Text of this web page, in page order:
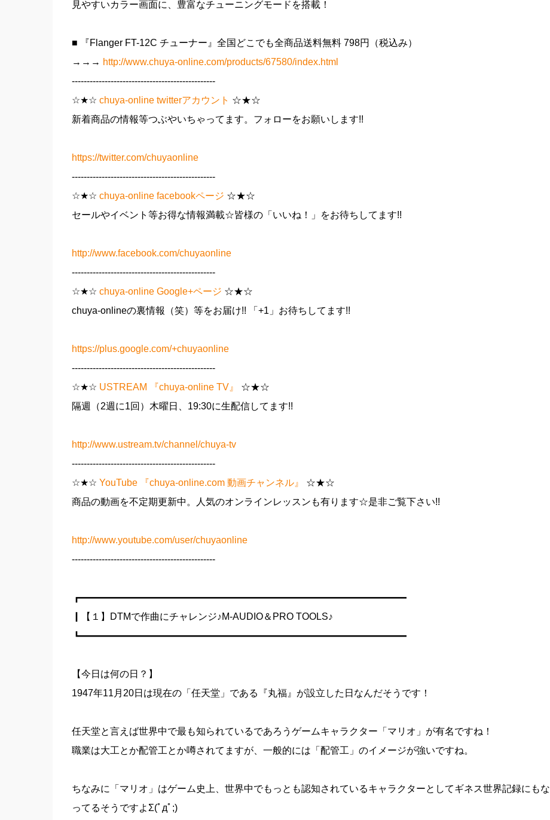
見やすいカラー画面に、豊富なチューニングモードを搭載！
■ 『Flanger FT-12C チューナー』全国どこでも全商品送料無料 798円（税込み）
→→→ http://www.chuya-online.com/products/67580/index.html
------------------------------------------------
☆★☆ chuya-online twitterアカウント ☆★☆
新着商品の情報等つぶやいちゃってます。フォローをお願いします!!
https://twitter.com/chuyaonline
------------------------------------------------
☆★☆ chuya-online facebookページ ☆★☆
セールやイベント等お得な情報満載☆皆様の「いいね！」をお待ちしてます!!
http://www.facebook.com/chuyaonline
------------------------------------------------
☆★☆ chuya-online Google+ページ ☆★☆
chuya-onlineの裏情報（笑）等をお届け!! 「+1」お待ちしてます!!
https://plus.google.com/+chuyaonline
------------------------------------------------
☆★☆ USTREAM 『chuya-online TV』
☆★☆
隔週（2週に1回）木曜日、19:30に生配信してます!!
http://www.ustream.tv/channel/chuya-tv
------------------------------------------------
☆★☆ YouTube 『chuya-online.com 動画チャンネル』
☆★☆
商品の動画を不定期更新中。人気のオンラインレッスンも有ります☆是非ご覧下さい!!
http://www.youtube.com/user/chuyaonline
------------------------------------------------
┏━━━━━━━━━━━━━━━━━━━━━━━━━━━━━━━━━━
┃【１】DTMで作曲にチャレンジ♪M-AUDIO＆PRO TOOLS♪
┗━━━━━━━━━━━━━━━━━━━━━━━━━━━━━━━━━━
【今日は何の日？】
1947年11月20日は現在の「任天堂」である『丸福』が設立した日なんだそうです！
任天堂と言えば世界中で最も知られているであろうゲームキャラクター「マリオ」が有名ですね！
職業は大工とか配管工とか噂されてますが、一般的には「配管工」のイメージが強いですね。
ちなみに「マリオ」はゲーム史上、世界中でもっとも認知されているキャラクターとしてギネス世界記録にもな
ってるそうですよΣ(ﾟдﾟ;)